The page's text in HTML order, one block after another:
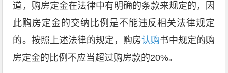
道，购房定金在法律中有明确的条款来规定的，因
此购房定金的交纳比例是不能违反相关法律规定
的。按照上述法律的规定，购房认购书中规定的购
房定金的比例不应当超过购房款的20%。